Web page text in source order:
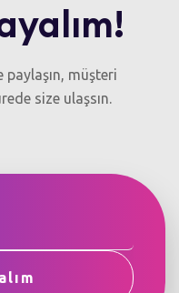
müşteri
size ulaşsın.